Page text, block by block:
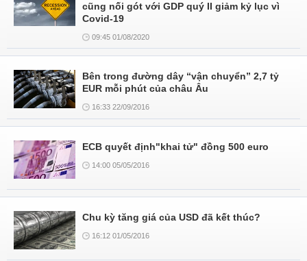
cũng nối gót với GDP quý II giảm kỷ lục vì
Covid-19
09:45 01/08/2020
Bên trong đường dây “vận chuyển” 2,7 tỷ
EUR mỗi phút của châu Âu
16:33 22/09/2016
ECB quyết định"khai tử" đồng 500 euro
14:00 05/05/2016
Chu kỳ tăng giá của USD đã kết thúc?
16:12 01/05/2016